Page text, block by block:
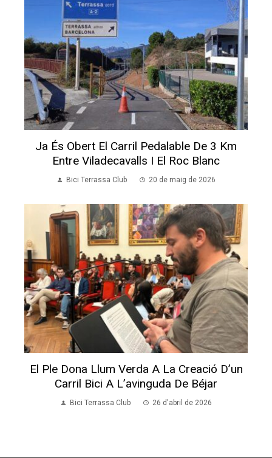
Ja És Obert El Carril Pedalable De 3 Km
Entre Viladecavalls I El Roc Blanc
Bici Terrassa Club 20 de maig de 2026
El Ple Dona Llum Verda A La Creació D’un
Carril Bici A L’avinguda De Béjar
Bici Terrassa Club 26 d'abril de 2026